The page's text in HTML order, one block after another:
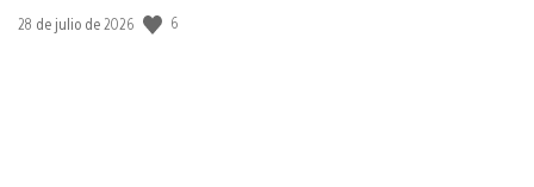
Fecha
28 de julio de 2026 6